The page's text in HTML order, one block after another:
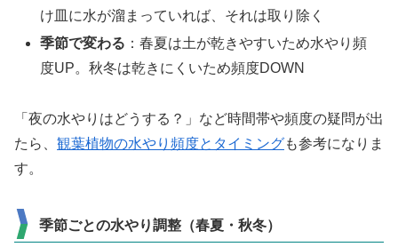
け皿に水が溜まっていれば、それは取り除く
季節で変わる ：春夏は土が乾きやすいため水やり頻
度UP。秋冬は乾きにくいため頻度DOWN
「夜の水やりはどうする？」など時間帯や頻度の疑問が出
たら、 観葉植物の水やり頻度とタイミングも参考になりま
す。
季節ごとの水やり調整（春夏・秋冬）